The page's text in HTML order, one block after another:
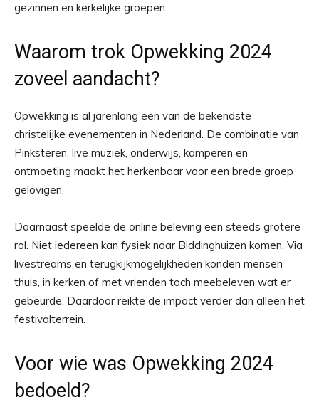
gezinnen en kerkelijke groepen.
Waarom trok Opwekking 2024
zoveel aandacht?
Opwekking is al jarenlang een van de bekendste
christelijke evenementen in Nederland. De combinatie van
Pinksteren, live muziek, onderwijs, kamperen en
ontmoeting maakt het herkenbaar voor een brede groep
gelovigen.
Daarnaast speelde de online beleving een steeds grotere
rol. Niet iedereen kan fysiek naar Biddinghuizen komen. Via
livestreams en terugkijkmogelijkheden konden mensen
thuis, in kerken of met vrienden toch meebeleven wat er
gebeurde. Daardoor reikte de impact verder dan alleen het
festivalterrein.
Voor wie was Opwekking 2024
bedoeld?